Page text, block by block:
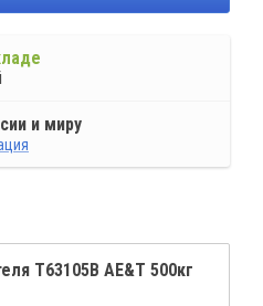
и миру
T63105B AE&T 500кг